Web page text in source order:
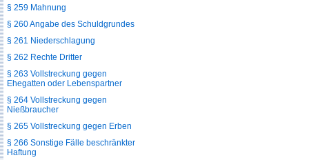
§ 259 Mahnung
§ 260 Angabe des Schuldgrundes
§ 261 Niederschlagung
§ 262 Rechte Dritter
§ 263 Vollstreckung gegen
Ehegatten oder Lebenspartner
§ 264 Vollstreckung gegen
Nießbraucher
§ 265 Vollstreckung gegen Erben
§ 266 Sonstige Fälle beschränkter
Haftung